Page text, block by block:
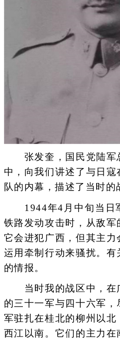
张发奎，国民党陆军
中，向我们讲述了与日
队的内幕，描述了当时的
1944年4月中旬当日
铁路发动攻击时，从敌
它会进犯广西，但其主
运用牵制行动来骚扰。
的情报。
当时我的战区中，在
的三十一军与四十六军
军驻扎在桂北的柳州以
西江以南。它们的主力